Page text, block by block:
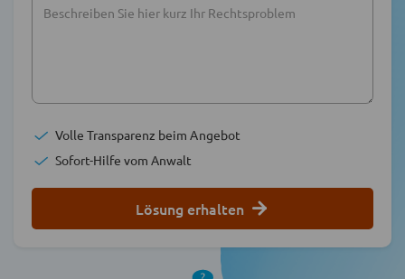
Volle Transparenz beim Angebot
Sofort-Hilfe vom Anwalt
Lösung erhalten